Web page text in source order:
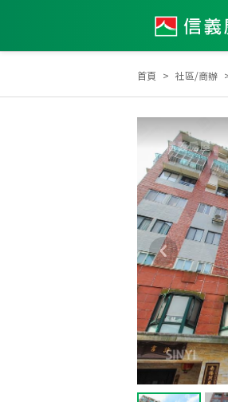
首頁 社區/商辦
2022年10月區業績TOP3